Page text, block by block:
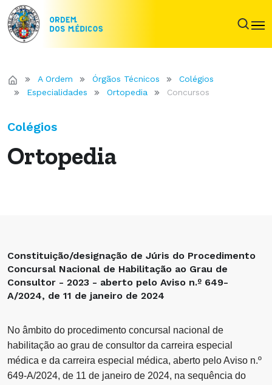
A Ordem Órgãos Técnicos
Colégios
Especialidades
Ortopedia Concursos
Colégios
Ortopedia
Constituição/designação de Júris do Procedimento
Concursal Nacional de Habilitação ao Grau de
Consultor - 2023 - aberto pelo Aviso n.º 649-
A/2024, de 11 de janeiro de 2024
No âmbito do procedimento concursal nacional de
habilitação ao grau de consultor da carreira especial
médica e da carreira especial médica, aberto pelo Aviso n.º
649-A/2024, de 11 de janeiro de 2024, na sequência do